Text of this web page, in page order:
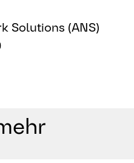
Solutions (ANS)